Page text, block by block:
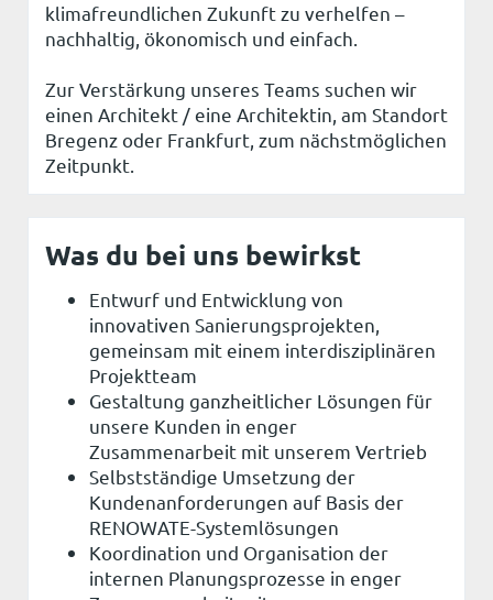
klimafreundlichen Zukunft zu verhelfen –
nachhaltig, ökonomisch und einfach.
Zur Verstärkung unseres Teams suchen wir
einen Architekt / eine Architektin, am Standort
Bregenz oder Frankfurt, zum nächstmöglichen
Zeitpunkt.
Was du bei uns bewirkst
Entwurf und Entwicklung von
innovativen Sanierungsprojekten,
gemeinsam mit einem interdisziplinären
Projektteam
Gestaltung ganzheitlicher Lösungen für
unsere Kunden in enger
Zusammenarbeit mit unserem Vertrieb
Selbstständige Umsetzung der
Kundenanforderungen auf Basis der
RENOWATE-Systemlösungen
Koordination und Organisation der
internen Planungsprozesse in enger